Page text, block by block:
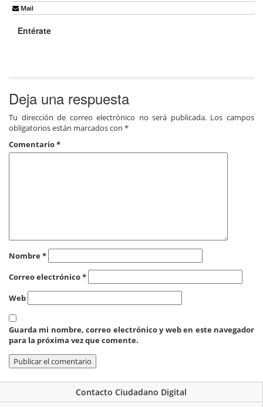
Mail
Entérate
Deja una respuesta
Tu dirección de correo electrónico no será publicada. Los campos
obligatorios están marcados con *
Comentario*
Nombre*
Correo electrónico*
Web
Guarda mi nombre, correo electrónico y web en este navegador
para la próxima vez que comente.
Contacto Ciudadano Digital